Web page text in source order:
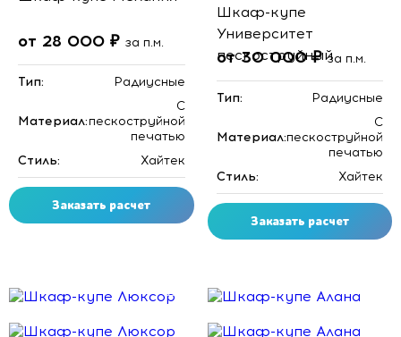
от 28 000 ₽ за п.м.
Тип: Радиусные
Материал:
C
пескоструйной
печатью
Стиль:
Хайтек
Заказать расчет
Шкаф-купе
Университет
пескоструйный
от 30 000 ₽за п.м.
Тип: Радиусные
Материал:
C
пескоструйной
печатью
Стиль:
Хайтек
Заказать расчет